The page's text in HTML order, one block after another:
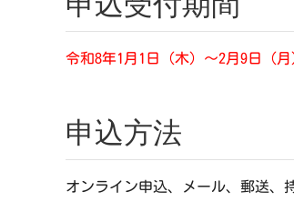
令和8年1月1日（木）～2月9日（月
申込方法
オンライン申込、メール、郵送、